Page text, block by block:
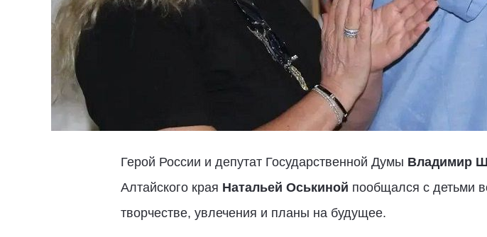
Герой России и депутат Государственной Думы Владимир
Алтайского края Натальей Оськиной пообщался с детьми
творчестве, увлечения и планы на будущее.